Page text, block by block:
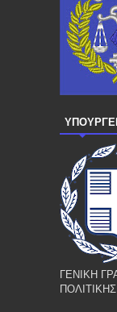
ΓΕΝΙΚΗ
ΠΟΛΙΤΙΚΗΣ